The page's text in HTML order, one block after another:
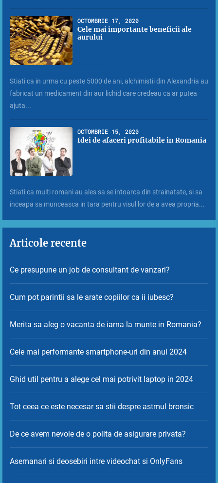
OCTOMBRIE 17, 2020
Cele mai importante beneficii ale
aurului
Stiati ca in urma cu peste 5000 de ani, alchimistii din Alexandria au
fabricat un medicament din aur lichid care credeau ca ar putea
ajuta...
OCTOMBRIE 15, 2020
Idei de afaceri profitabile in Romania
Stiati ca multi romani au ales sa se intoarca din strainatate, si sa
inceapa sa munceasca in tara pentru visul lor de a avea propria...
Articole recente
Ce presupune un job de consultant de vanzari?
Cum pot parintii sa le arate copiilor ca ii iubesc?
Merita sa aleg o vacanta de iarna la munte in Romania?
Cele mai performante smartphone-uri din anul 2024
Ghid util pentru a alege cel mai potrivit laptop in 2024
Tot ceea ce este necesar sa stii despre astmul bronsic
De ce avem nevoie de o polita de asigurare privata?
Asemanari si deosebiri intre videochat si OnlyFans